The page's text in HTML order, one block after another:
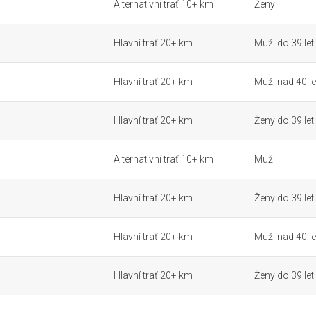
Alternativní trať 10+ km Ženy
Hlavní trať 20+ km Muži do 39 let
Hlavní trať 20+ km Muži nad 40
Hlavní trať 20+ km Ženy do 39 let
Alternativní trať 10+ km Muži
Hlavní trať 20+ km Ženy do 39 let
Hlavní trať 20+ km Muži nad 40
Hlavní trať 20+ km Ženy do 39 let